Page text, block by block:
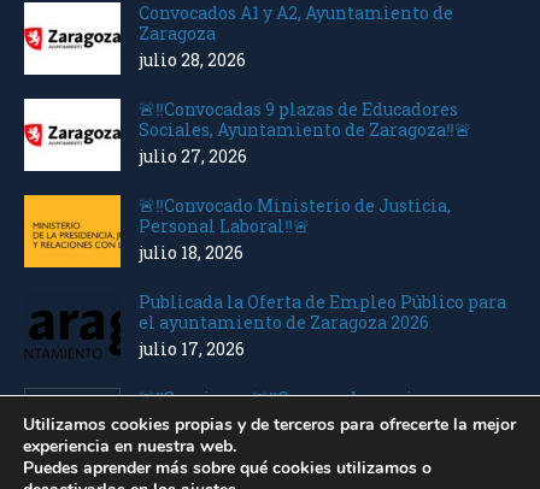
Convocados A1 y A2, Ayuntamiento de
Zaragoza
julio 28, 2026
🚨‼️Convocadas 9 plazas de Educadores
Sociales, Ayuntamiento de Zaragoza‼️🚨
julio 27, 2026
🚨‼️Convocado Ministerio de Justicia,
Personal Laboral‼️🚨
julio 18, 2026
Publicada la Oferta de Empleo Público para
el ayuntamiento de Zaragoza 2026
julio 17, 2026
🚨‼️Seguimos 🚨‼️Convocados varios
Ministerios Personal Laboral
julio 10, 2026
Utilizamos cookies propias y de terceros para ofrecerte la mejor
experiencia en nuestra web.
Puedes aprender más sobre qué cookies utilizamos o